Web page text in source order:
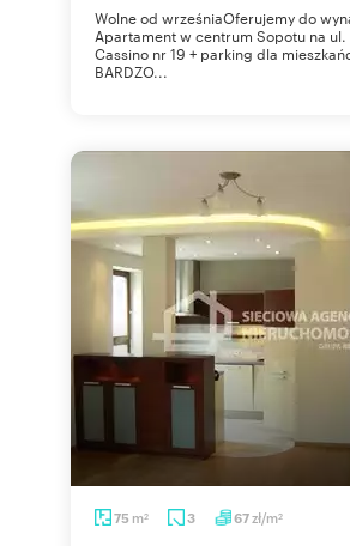
Wolne od wrześniaOferujemy do
Apartament w centrum Sopotu na ul.
Cassino nr 19 + parking dla
BARDZO...
75 m2 3 67zł/m2